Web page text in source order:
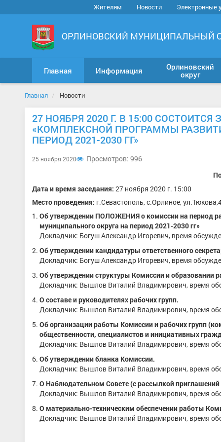
Жителям Новости Электронные
ОРЛИНОВСКИЙ МУНИЦИПАЛЬНЫЙ
Главная Информация
Орлиновский
округ
Главная Новости
27 НОЯБРЯ 2020 Г. В 15:00
«КОМПЛЕКСНОЙ ПРОГРАММЫ
ПЕРИОД 2021-2030 ГГ»
25 ноября 2020
Просмотров: 996
Дата и время заседания: 27 ноября 2020 г. 15:00
Место проведения: г.Севастополь, с.Орлиное,
Об утверждении ПОЛОЖЕНИЯ о комиссии на период
муниципального округа на период 2021-2030 гг»
Докладчик: Богуш Александр Игоревич, время
Об утверждении кандидатуры ответственного
Докладчик: Богуш Александр Игоревич, время
Об утверждении структуры Комиссии и образовании
Докладчик: Вышлов Виталий Владимирович, время
О составе и руководителях рабочих групп.
Докладчик: Вышлов Виталий Владимирович, время
Об организации работы Комиссии и рабочих групп
общественности, специалистов и инициативных
Докладчик: Вышлов Виталий Владимирович, время
Об утверждении бланка Комиссии.
Докладчик: Вышлов Виталий Владимирович, время
О Наблюдательном Совете (с рассылкой приглашений
Докладчик: Вышлов Виталий Владимирович, время
О материально-техническим обеспечении работы
Докладчик: Вышлов Виталий Владимирович, время